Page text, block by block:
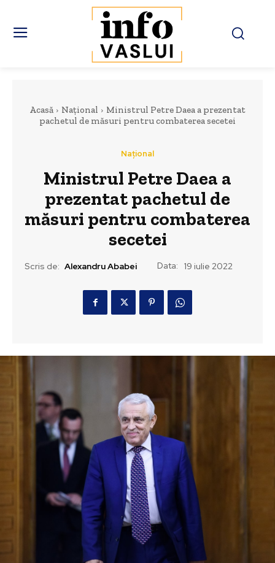
Acasă Național
Ministrul Petre Daea a prezentat
pachetul de măsuri pentru combaterea secetei
Național
Ministrul Petre Daea a
prezentat pachetul de
măsuri pentru combaterea
secetei
Scris de: Alexandru Ababei Data: 19 iulie 2022